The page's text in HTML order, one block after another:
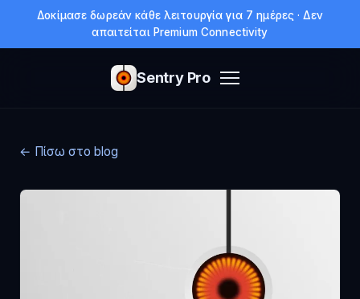
Δοκίμασε δωρεάν κάθε λειτουργία για 7 ημέρες · Δεν
απαιτείται Premium Connectivity
Sentry Pro
← Πίσω στο blog